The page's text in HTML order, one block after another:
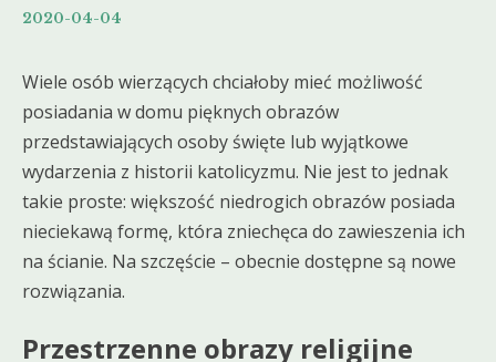
2020-04-04
Wiele osób wierzących chciałoby mieć możliwość
posiadania w domu pięknych obrazów
przedstawiających osoby święte lub wyjątkowe
wydarzenia z historii katolicyzmu. Nie jest to jednak
takie proste: większość niedrogich obrazów posiada
nieciekawą formę, która zniechęca do zawieszenia ich
na ścianie. Na szczęście – obecnie dostępne są nowe
rozwiązania.
Przestrzenne obrazy religijne